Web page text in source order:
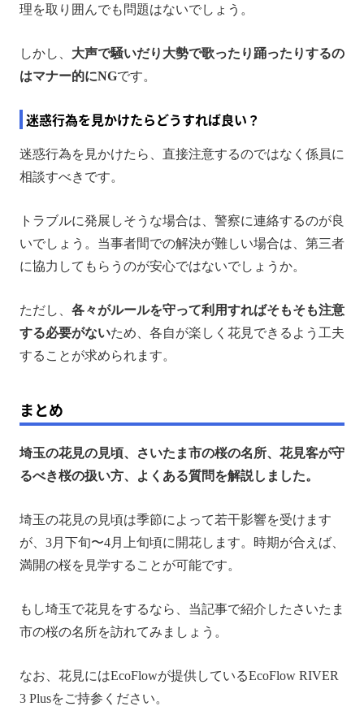
理を取り囲んでも問題はないでしょう。
しかし、 大声で騒いだり大勢で歌ったり踊ったりするの
はマナー的にNGです。
迷惑行為を見かけたらどうすれば良い？
迷惑行為を見かけたら、直接注意するのではなく係員に
相談すべきです。
トラブルに発展しそうな場合は、警察に連絡するのが良
いでしょう。当事者間での解決が難しい場合は、第三者
に協力してもらうのが安心ではないでしょうか。
ただし、 各々がルールを守って利用すればそもそも注意
する必要がないため、各自が楽しく花見できるよう工夫
することが求められます。
まとめ
埼玉の花見の見頃、さいたま市の桜の名所、花見客が守
るべき桜の扱い方、よくある質問を解説しました。
埼玉の花見の見頃は季節によって若干影響を受けます
が、3月下旬〜4月上旬頃に開花します。時期が合えば、
満開の桜を見学することが可能です。
もし埼玉で花見をするなら、当記事で紹介したさいたま
市の桜の名所を訪れてみましょう。
なお、花見にはEcoFlowが提供しているEcoFlow RIVER
3 Plusをご持参ください。